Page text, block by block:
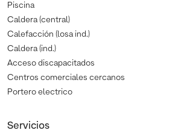
Piscina
Caldera (central)
Calefacción (losa ind.)
Caldera (ind.)
Acceso discapacitados
Centros comerciales cercanos
Portero electrico
Servicios